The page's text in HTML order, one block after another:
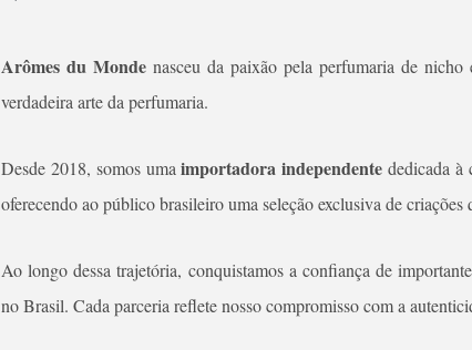
Arômes du Monde nasceu da paixão pela perfumaria de nicho
verdadeira arte da perfumaria.
Desde 2018, somos umaimportadora independente dedicada à
oferecendo ao público brasileiro uma seleção exclusiva de
Ao longo dessa trajetória, conquistamos a confiança de
no Brasil. Cada parceria reflete nosso compromisso com a